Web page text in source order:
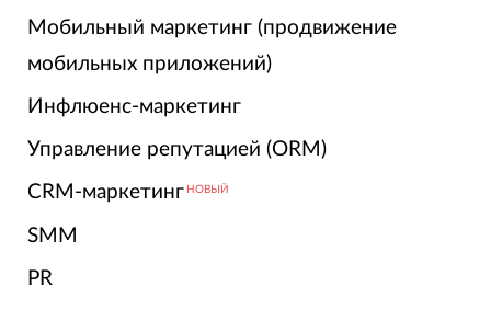
Мобильный маркетинг (продвижение
мобильных приложений)
Инфлюенс-маркетинг
Управление репутацией (ORM)
CRM-маркетинг НОВЫЙ
SMM
PR